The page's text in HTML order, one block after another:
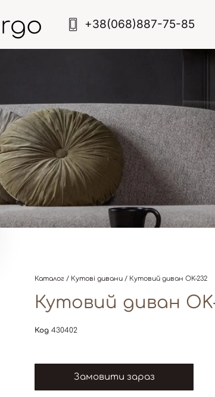
+38(068)887-75-85
Каталог / Кутові дивани / Кутовий диван OK-232
Кутовий диван
Код 430402
Замовити зараз